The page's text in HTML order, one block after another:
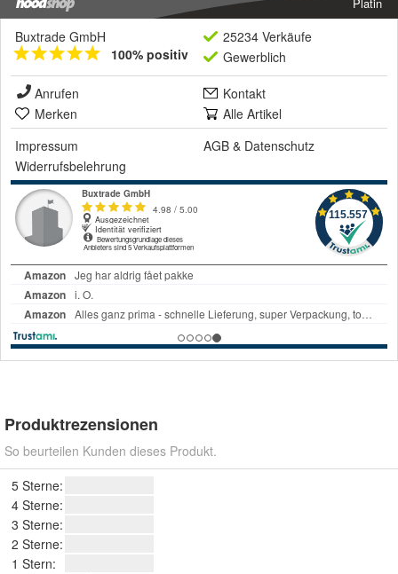
Platin
Buxtrade GmbH
100% positiv
25234 Verkäufe
Gewerblich
Anrufen
Kontakt
Merken
Alle Artikel
Impressum
AGB & Datenschutz
Widerrufsbelehrung
Produktrezensionen
So beurteilen Kunden dieses Produkt.
5 Sterne:
4 Sterne:
3 Sterne:
2 Sterne:
1 Stern: